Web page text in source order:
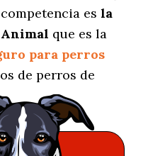
competencia esla
que es la
para perros
de perros de